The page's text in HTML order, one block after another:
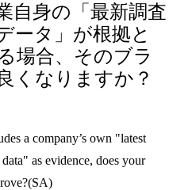
自身の「最新調査
ータ」が根拠と
場合、そのブラ
くなりますか？
a company’s own "latest
as evidence, does your